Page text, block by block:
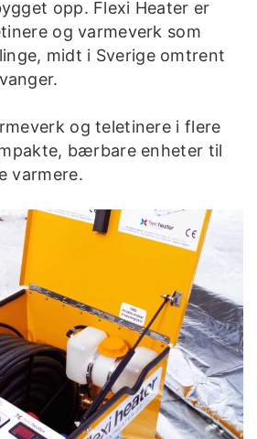
opp. Flexi Heater er
og varmeverk som
midt i Sverige omtrent
og teletinere i flere
bærbare enheter til
varmere.